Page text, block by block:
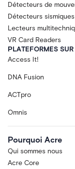
Détecteurs de
Détecteurs sismiques
Lecteurs
VR Card Readers
PLATEFORMES SUR
Access It!
DNA Fusion
ACTpro
Omnis
Pourquoi Acre
Qui sommes nous
Acre Core